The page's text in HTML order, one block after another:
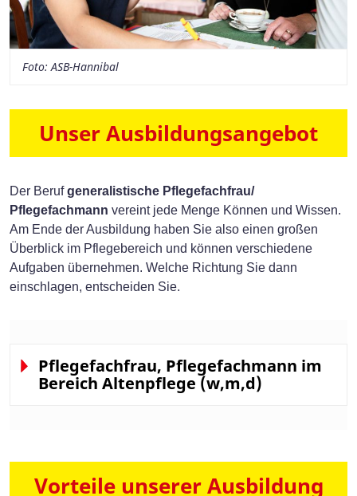
Foto: ASB-Hannibal
Unser Ausbildungsangebot
Der Beruf generalistische Pflegefachfrau/
Pflegefachmann vereint jede Menge Können und Wissen.
Am Ende der Ausbildung haben Sie also einen großen
Überblick im Pflegebereich und können verschiedene
Aufgaben übernehmen. Welche Richtung Sie dann
einschlagen, entscheiden Sie.
Pflegefachfrau, Pflegefachmann im
Bereich Altenpflege (w,m,d)
Vorteile unserer Ausbildung